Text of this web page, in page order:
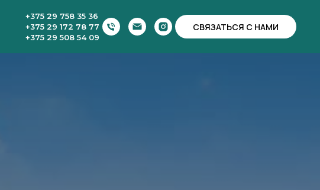
+375 29 758 35 36
+375 29 172 78 77
+375 29 508 54 09
СВЯЗАТЬСЯ С НАМИ